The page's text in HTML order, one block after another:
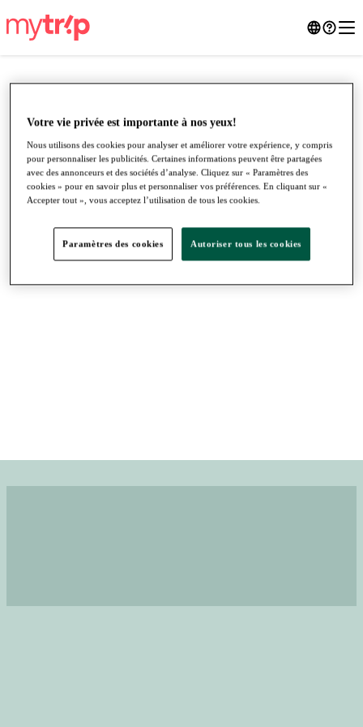
●●●
Votre vie privée est importante à nos yeux!
Nous utilisons des cookies pour analyser et améliorer votre expérience, y compris
pour personnaliser les publicités. Certaines informations peuvent être partagées
avec des annonceurs et des sociétés d’analyse. Cliquez sur « Paramètres des
cookies » pour en savoir plus et personnaliser vos préférences. En cliquant sur «
Accepter tout », vous acceptez l’utilisation de tous les cookies.
Paramètres des cookies Autoriser tous les cookies